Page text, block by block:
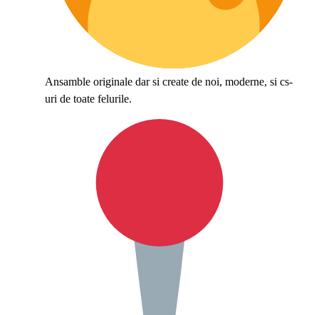
Ansamble originale dar si create de noi, moderne, si cs-
uri de toate felurile.